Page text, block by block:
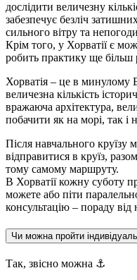
дослідити величезну
забезпечує безліч
сильного вітру та
Крім того, у Хорватії є
робить практику ще більш
Хорватія – це в минулому
величезна кількість
вражаюча архітектура,
побачити як на морі, так і
Після навчального круїзу
відправитися в круїз,
тому самому маршруту.
В Хорватії кожну суботу
можете або піти
консультацію – пораду
Чи можна пройти
Так, звісно можна ⚓️